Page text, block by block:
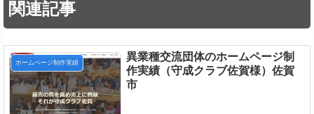
関連記事
ホームページ制作実績
異業種交流団体のホームページ制
作実績（守成クラブ佐賀様）佐賀
市